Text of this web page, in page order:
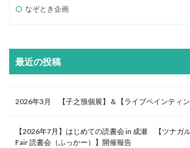
なぞとき企画
最近の投稿
2026年3月 【子之籏個展】＆【ライブペインティ
【2026年7月】はじめての読書会 in 成瀬 【ツナガ
Fair 読書会（ふっかー）】開催報告